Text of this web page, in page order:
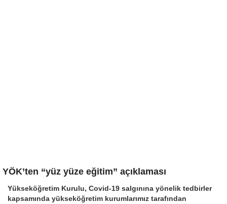
YÖK’ten “yüz yüze eğitim” açıklaması
Yükseköğretim Kurulu, Covid-19 salgınına yönelik tedbirler
kapsamında yükseköğretim kurumlarımız tarafından